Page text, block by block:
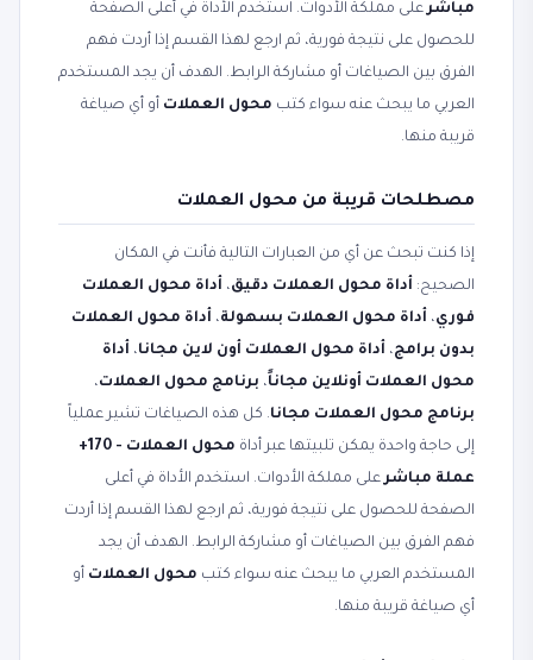
مباشرعلى مملكة الأدوات. استخدم الأداة في أعلى الصفحة
للحصول على نتيجة فورية، ثم ارجع لهذا القسم إذا أردت فهم
الفرق بين الصياغات أو مشاركة الرابط. الهدف أن يجد المستخدم
العربي ما يبحث عنه سواء كتب محول العملات أو أي صياغة
قريبة منها.
مصطلحات قريبة من محول العملات
إذا كنت تبحث عن أي من العبارات التالية فأنت في المكان
الصحيح: أداة محول العملات دقيق، أداة محول العملات
فوري، أداة محول العملات بسهولة، أداة محول العملات
بدون برامج، أداة محول العملات أون لاين مجانا، أداة
محول العملات أونلاين مجاناً، برنامج محول العملات،
برنامج محول العملات مجانا. كل هذه الصياغات تشير عملياً
إلى حاجة واحدة يمكن تلبيتها عبر أداة
محول العملات - 170+
عملة مباشرعلى مملكة الأدوات. استخدم الأداة في أعلى
الصفحة للحصول على نتيجة فورية، ثم ارجع لهذا القسم إذا أردت
فهم الفرق بين الصياغات أو مشاركة الرابط. الهدف أن يجد
المستخدم العربي ما يبحث عنه سواء كتب محول العملات أو
أي صياغة قريبة منها.